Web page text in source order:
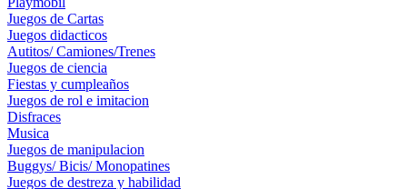
Juegos de Cartas
Juegos didacticos
Autitos/ Camiones/Trenes
Juegos de ciencia
Fiestas y cumpleaños
Juegos de rol e imitacion
Disfraces
Musica
Juegos de manipulacion
Buggys/ Bicis/ Monopatines
Juegos de destreza y habilidad